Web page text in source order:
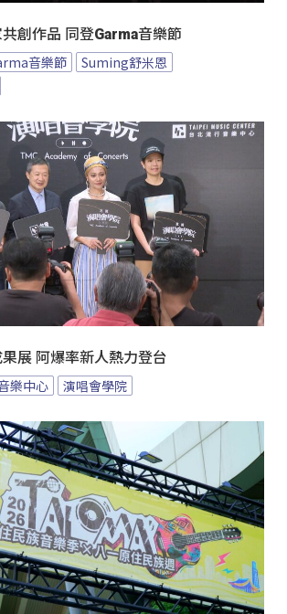
創作品 同登Garma音樂節
音樂節
Suming舒米恩
展 阿爆率新人熱力登台
樂中心 演唱會學院